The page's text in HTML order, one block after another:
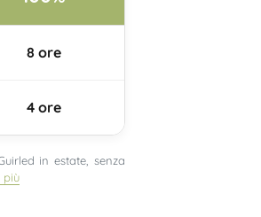
8 ore
4 ore
in estate, senza
più